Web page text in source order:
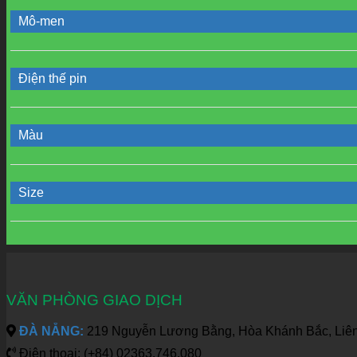
Mô-men
Điện thế pin
Màu
Size
VĂN PHÒNG GIAO DỊCH
ĐÀ NẴNG: 219 Nguyễn Lương Bằng, Hòa Khánh Bắc,
Điện thoại: (+84) 02363.746.080